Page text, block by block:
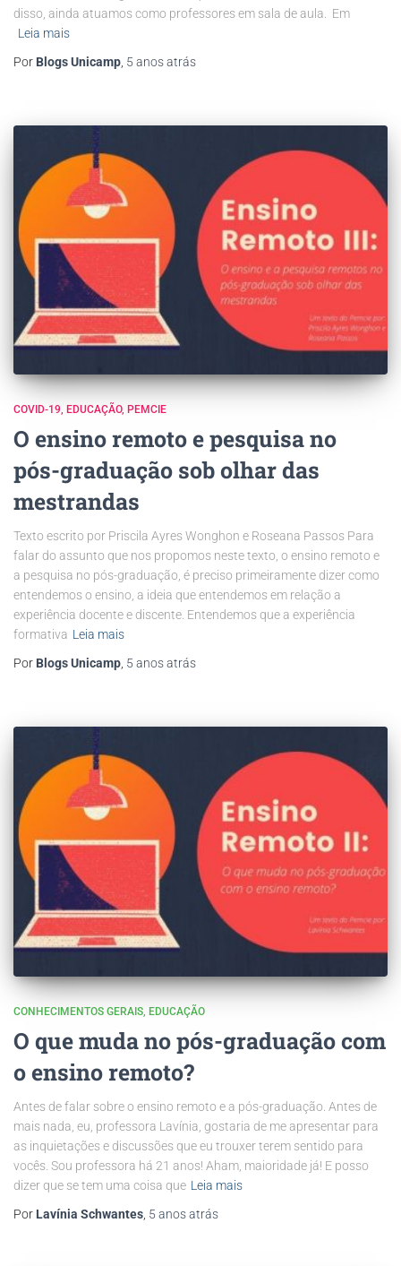
disso, ainda atuamos como professores em sala de aula. Em
Leia mais
Por Blogs Unicamp 5 anosatrás
COVID-19 EDUCAÇÃO PEMCIE
O ensino remoto e pesquisa no
pós-graduação sob olhar das
mestrandas
Texto escrito por Priscila Ayres Wonghon e Roseana Passos Para
falar do assunto que nos propomos neste texto, o ensino remoto e
a pesquisa no pós-graduação, é preciso primeiramente dizer como
entendemos o ensino, a ideia que entendemos em relação a
experiência docente e discente. Entendemos que a experiência
formativa Leia mais
Por Blogs Unicamp, 5 anosatrás
CONHECIMENTOS GERAIS EDUCAÇÃO
O que muda no pós-graduação com
o ensino remoto?
Antes de falar sobre o ensino remoto e a pós-graduação. Antes de
mais nada, eu, professora Lavínia, gostaria de me apresentar para
as inquietações e discussões que eu trouxer terem sentido para
vocês. Sou professora há 21 anos! Aham, maioridade já! E posso
dizer que se tem uma coisa que Leia mais
Por Lavínia Schwantes 5 anosatrás